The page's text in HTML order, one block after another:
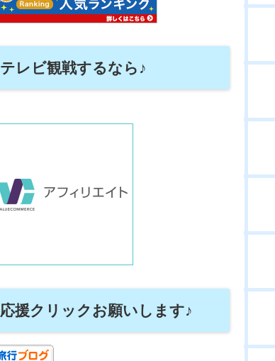
テレビ観戦するなら♪
応援クリックお願いします♪